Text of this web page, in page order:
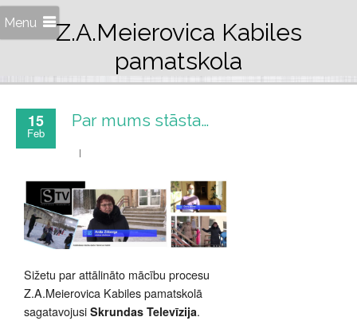
Menu
Z.A.Meierovica Kabiles
pamatskola
15
Feb
Par mums stāsta…
Sižetu par attālināto mācību procesu
Z.A.Meierovica Kabiles pamatskolā
sagatavojusi Skrundas Televīzija.